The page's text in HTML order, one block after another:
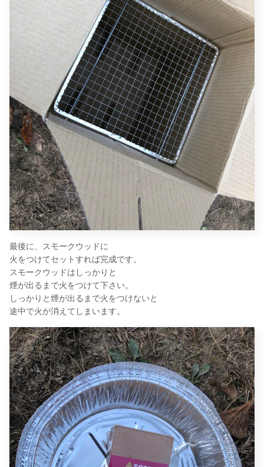
最後に、スモークウッドに
火をつけてセットすれば完成です。
スモークウッドはしっかりと
煙が出るまで火をつけて下さい。
しっかりと煙が出るまで火をつけないと
途中で火が消えてしまいます。